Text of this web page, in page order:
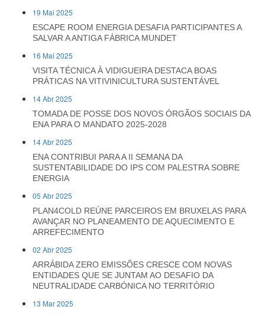
19 Mai 2025
ESCAPE ROOM ENERGIA DESAFIA PARTICIPANTES A
SALVAR A ANTIGA FÁBRICA MUNDET
16 Mai 2025
VISITA TÉCNICA À VIDIGUEIRA DESTACA BOAS
PRÁTICAS NA VITIVINICULTURA SUSTENTÁVEL
14 Abr 2025
TOMADA DE POSSE DOS NOVOS ÓRGÃOS SOCIAIS DA
ENA PARA O MANDATO 2025-2028
14 Abr 2025
ENA CONTRIBUI PARA A II SEMANA DA
SUSTENTABILIDADE DO IPS COM PALESTRA SOBRE
ENERGIA
05 Abr 2025
PLAN4COLD REÚNE PARCEIROS EM BRUXELAS PARA
AVANÇAR NO PLANEAMENTO DE AQUECIMENTO E
ARREFECIMENTO
02 Abr 2025
ARRÁBIDA ZERO EMISSÕES CRESCE COM NOVAS
ENTIDADES QUE SE JUNTAM AO DESAFIO DA
NEUTRALIDADE CARBÓNICA NO TERRITÓRIO
13 Mar 2025